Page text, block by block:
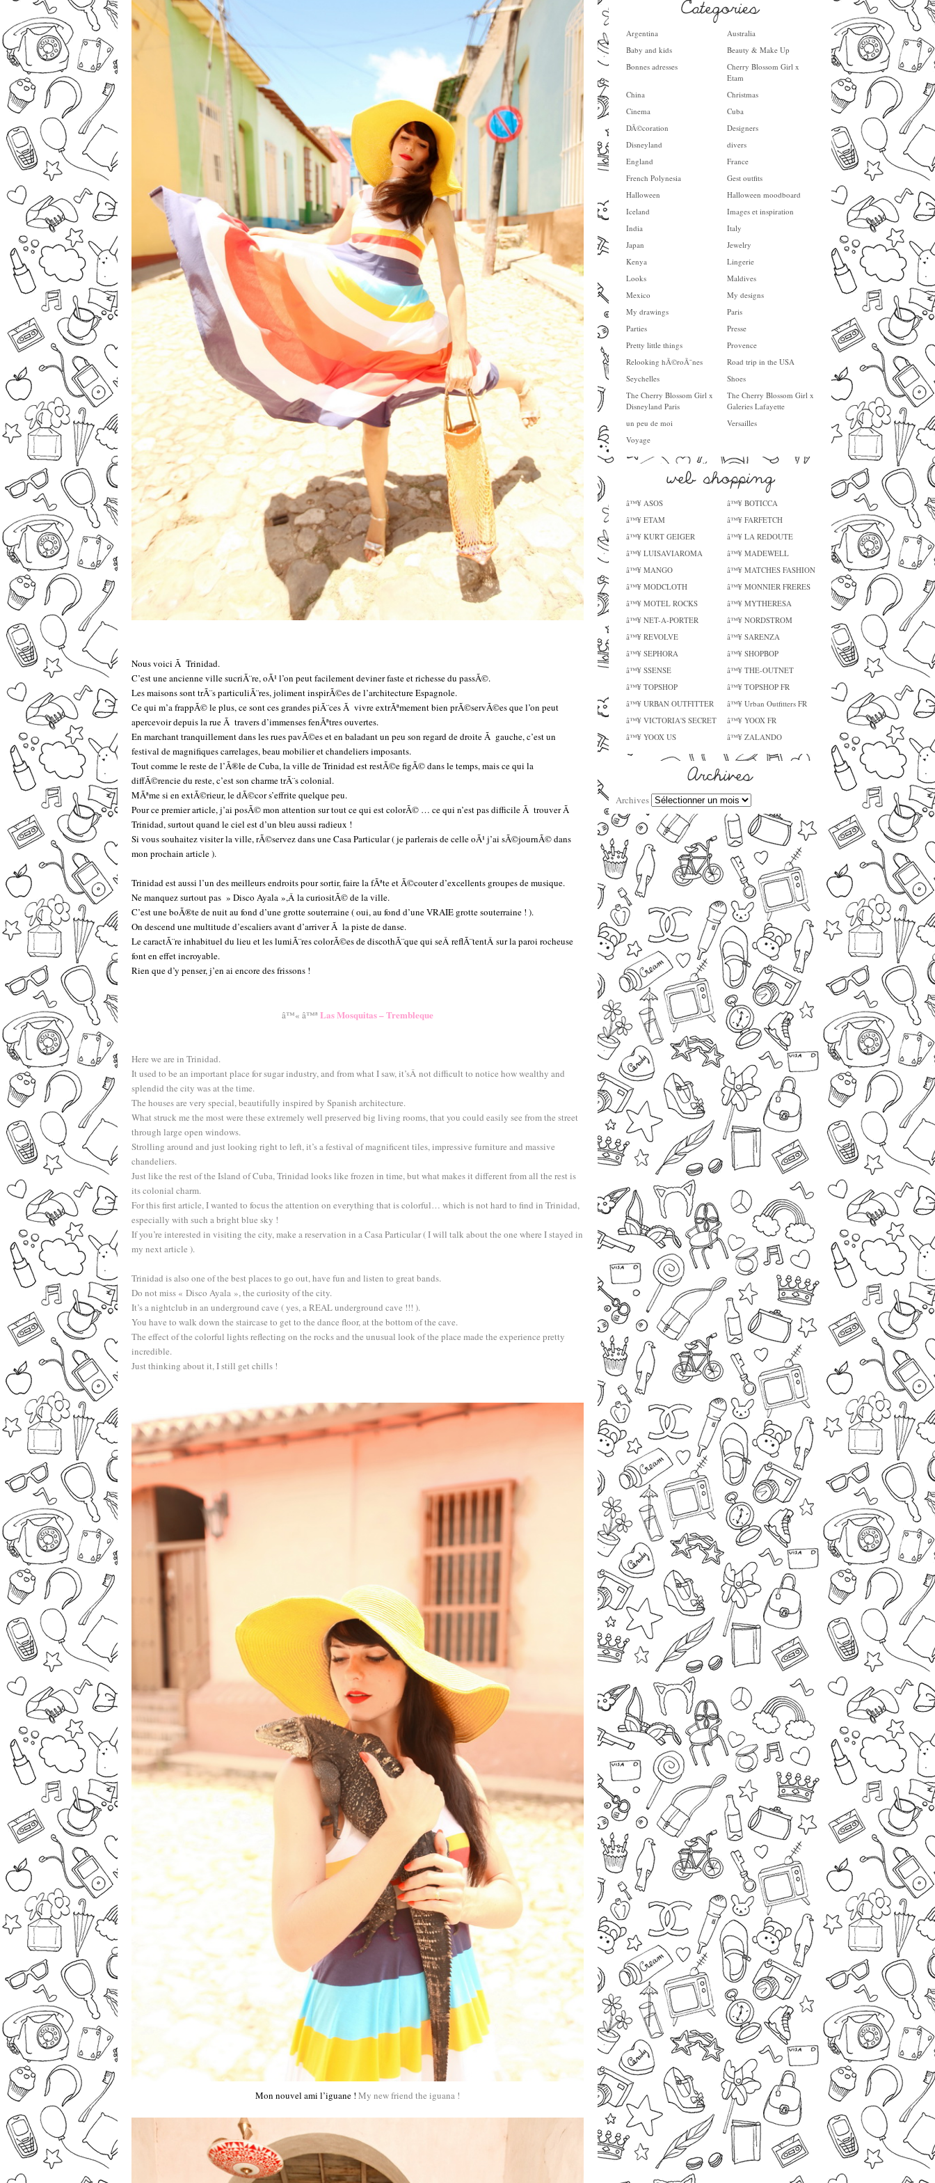
Argentina
Australia
Baby and kids
Beauty & Make Up
Bonnes adresses
Cherry Blossom Girl x
Etam
China
Christmas
Cinema
Cuba
DÃ©coration
Designers
Disneyland
divers
England
France
French Polynesia
Gest outfits
Halloween
Halloween moodboard
Iceland
Images et inspiration
India
Italy
Japan
Jewelry
Kenya
Lingerie
Looks
Maldives
Mexico
My designs
My drawings
Paris
Parties
Presse
Pretty little things
Provence
Relooking hÃ©roÃ¯nes
Road trip in the USA
Seychelles
Shoes
The Cherry Blossom Girl x
Disneyland Paris
The Cherry Blossom Girl x
Galeries Lafayette
un peu de moi
Versailles
Voyage
â™¥ ASOS
â™¥ BOTICCA
â™¥ ETAM
â™¥ FARFETCH
â™¥ KURT GEIGER
â™¥ LA REDOUTE
â™¥ LUISAVIAROMA
â™¥ MADEWELL
â™¥ MANGO
â™¥ MATCHES FASHION
â™¥ MODCLOTH
â™¥ MONNIER FRERES
â™¥ MOTEL ROCKS
â™¥ MYTHERESA
â™¥ NET-A-PORTER
â™¥ NORDSTROM
â™¥ REVOLVE
â™¥ SARENZA
â™¥ SEPHORA
â™¥ SHOPBOP
â™¥ SSENSE
â™¥ THE-OUTNET
â™¥ TOPSHOP
â™¥ TOPSHOP FR
â™¥ URBAN OUTFITTER
â™¥ Urban Outfitters FR
â™¥ VICTORIA'S SECRET
â™¥ YOOX FR
â™¥ YOOX US
â™¥ ZALANDO
Archives
Nous voici Ã Trinidad.
C’est une ancienne ville sucriÃ¨re, oÃ¹ l’on peut facilement deviner faste et richesse du passÃ©.
Les maisons sont trÃ¨s particuliÃ¨res, joliment inspirÃ©es de l’architecture Espagnole.
Ce qui m’a frappÃ© le plus, ce sont ces grandes piÃ¨ces Ã vivre extrÃªmement bien prÃ©servÃ©es que l’on peut
apercevoir depuis la rue Ã travers d’immenses fenÃªtres ouvertes.
En marchant tranquillement dans les rues pavÃ©es et en baladant un peu son regard de droite Ã gauche, c’est un
festival de magnifiques carrelages, beau mobilier et chandeliers imposants.
Tout comme le reste de l’Ã®le de Cuba, la ville de Trinidad est restÃ©e figÃ© dans le temps, mais ce qui la
diffÃ©rencie du reste, c’est son charme trÃ¨s colonial.
MÃªme si en extÃ©rieur, le dÃ©cor s’effrite quelque peu.
Pour ce premier article, j’ai posÃ© mon attention sur tout ce qui est colorÃ© … ce qui n’est pas difficile Ã trouver Ã
Trinidad, surtout quand le ciel est d’un bleu aussi radieux !
Si vous souhaitez visiter la ville, rÃ©servez dans une Casa Particular ( je parlerais de celle oÃ¹ j’ai sÃ©journÃ© dans
mon prochain article ).
Trinidad est aussi l’un des meilleurs endroits pour sortir, faire la fÃªte et Ã©couter d’excellents groupes de musique.
Ne manquez surtout pas » Disco Ayala »,Â la curiositÃ© de la ville.
C’est une boÃ®te de nuit au fond d’une grotte souterraine ( oui, au fond d’une VRAIE grotte souterraine ! ).
On descend une multitude d’escaliers avant d’arriver Ã la piste de danse.
Le caractÃ¨re inhabituel du lieu et les lumiÃ¨res colorÃ©es de discothÃ¨que qui seÂ reflÃ¨tentÂ sur la paroi rocheuse
font en effet incroyable.
Rien que d’y penser, j’en ai encore des frissons !
â™« â™ª Las Mosquitas – Trembleque
Here we are in Trinidad.
It used to be an important place for sugar industry, and from what I saw, it’sÂ not difficult to notice how wealthy and
splendid the city was at the time.
The houses are very special, beautifully inspired by Spanish architecture.
What struck me the most were these extremely well preserved big living rooms, that you could easily see from the street
through large open windows.
Strolling around and just looking right to left, it’s a festival of magnificent tiles, impressive furniture and massive
chandeliers.
Just like the rest of the Island of Cuba, Trinidad looks like frozen in time, but what makes it different from all the rest is
its colonial charm.
For this first article, I wanted to focus the attention on everything that is colorful… which is not hard to find in Trinidad,
especially with such a bright blue sky !
If you’re interested in visiting the city, make a reservation in a Casa Particular ( I will talk about the one where I stayed in
my next article ).
Trinidad is also one of the best places to go out, have fun and listen to great bands.
Do not miss « Disco Ayala », the curiosity of the city.
It’s a nightclub in an underground cave ( yes, a REAL underground cave !!! ).
You have to walk down the staircase to get to the dance floor, at the bottom of the cave.
The effect of the colorful lights reflecting on the rocks and the unusual look of the place made the experience pretty
incredible.
Just thinking about it, I still get chills !
Mon nouvel ami l’iguane ! My new friend the iguana !